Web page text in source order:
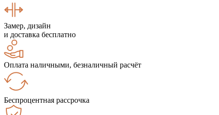
Замер, дизайн
и доставка бесплатно
Оплата наличными, безналичный расчёт
Беспроцентная рассрочка